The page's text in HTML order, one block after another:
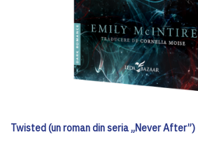
Twisted (un roman din seria „Never After”)